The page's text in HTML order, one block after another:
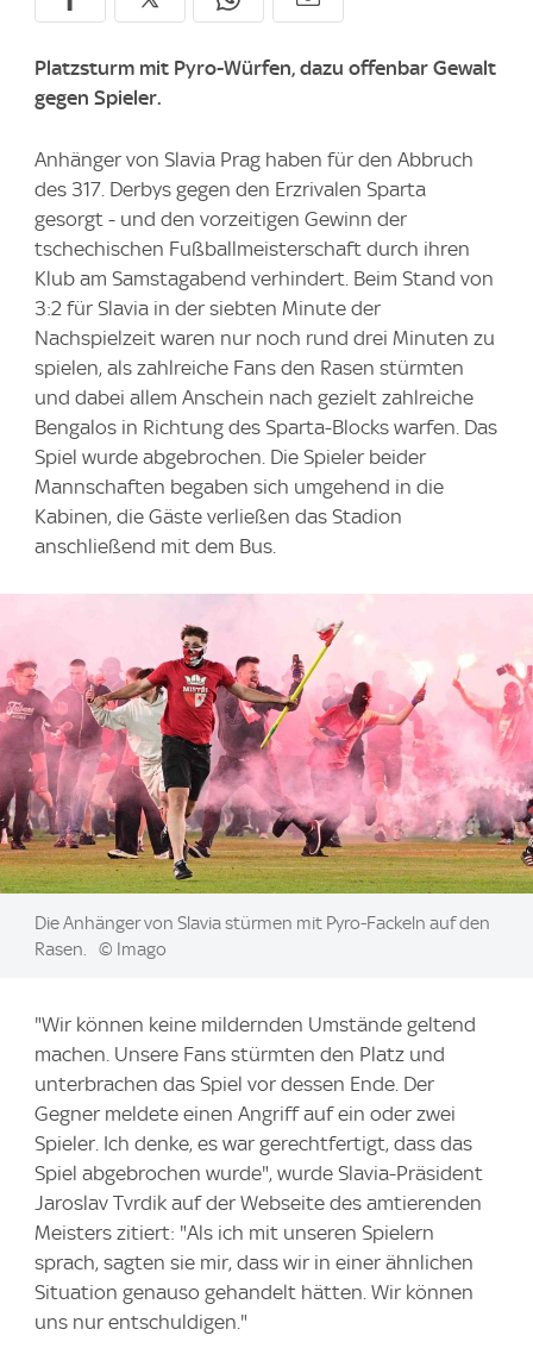
Platzsturm mit Pyro-Würfen, dazu offenbar Gewalt
gegen Spieler.
Anhänger von Slavia Prag haben für den Abbruch
des 317. Derbys gegen den Erzrivalen Sparta
gesorgt - und den vorzeitigen Gewinn der
tschechischen Fußballmeisterschaft durch ihren
Klub am Samstagabend verhindert. Beim Stand von
3:2 für Slavia in der siebten Minute der
Nachspielzeit waren nur noch rund drei Minuten zu
spielen, als zahlreiche Fans den Rasen stürmten
und dabei allem Anschein nach gezielt zahlreiche
Bengalos in Richtung des Sparta-Blocks warfen. Das
Spiel wurde abgebrochen. Die Spieler beider
Mannschaften begaben sich umgehend in die
Kabinen, die Gäste verließen das Stadion
anschließend mit dem Bus.
Image:
Die Anhänger von Slavia stürmen mit Pyro-Fackeln auf den
Rasen.
© Imago
"Wir können keine mildernden Umstände geltend
machen. Unsere Fans stürmten den Platz und
unterbrachen das Spiel vor dessen Ende. Der
Gegner meldete einen Angriff auf ein oder zwei
Spieler. Ich denke, es war gerechtfertigt, dass das
Spiel abgebrochen wurde", wurde Slavia-Präsident
Jaroslav Tvrdik auf der Webseite des amtierenden
Meisters zitiert: "Als ich mit unseren Spielern
sprach, sagten sie mir, dass wir in einer ähnlichen
Situation genauso gehandelt hätten. Wir können
uns nur entschuldigen."